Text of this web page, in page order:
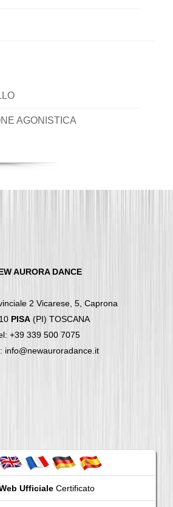
AGONISTICA
AURORA DANCE
2 Vicarese, 5, Caprona
PISA (PI) TOSCANA
+39 339 500 7075
info@newauroradance.it
UfficialeCertificato